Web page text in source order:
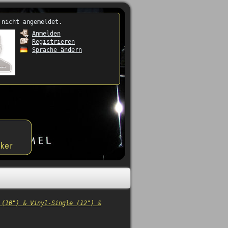
angemeldet.
Anmelden
Registrieren
Sprache ändern
& Vinyl-Single (12") &